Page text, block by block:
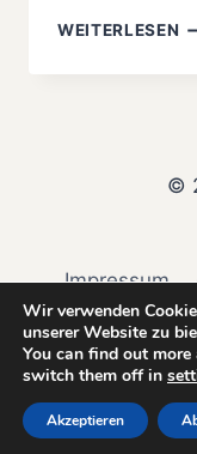
WEITERLESEN
©
Impressum
Wir verwenden
unserer Website zu
You can find out
switch them off in
Akzeptieren